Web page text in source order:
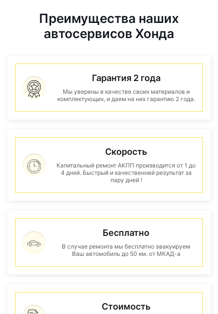
Преимущества наших
автосервисов Хонда
Гарантия 2 года
Мы уверены в качестве своих материалов и
комплектующих, и даем на них гарантию 2 года.
Скорость
Капитальный ремонт АКПП производится от 1 до
4 дней. Быстрый и качественнвй результат за
пару дней !
Бесплатно
В случае ремонта мы бесплатно эвакуируем
Ваш автомобиль до 50 км. от МКАД-а
Стоимость